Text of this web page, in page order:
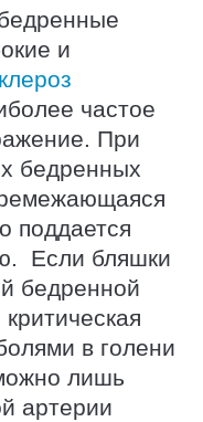
и
частое
При
бедренных
поддается
Если бляшки
бедренной
в голени
лишь
артерии